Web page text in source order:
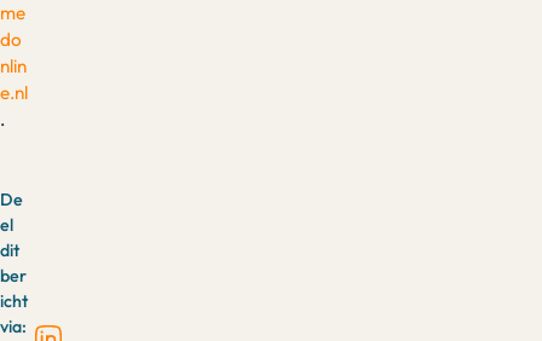
me
do
nlin
e.nl
.
De
el
dit
ber
icht
via: